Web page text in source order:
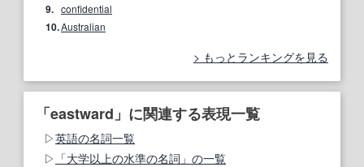
9. confidential
10.Australian
もっとランキングを見る
「eastward」に関連する表現一覧
英語の名詞一覧
「大学以上の水準の名詞」の一覧